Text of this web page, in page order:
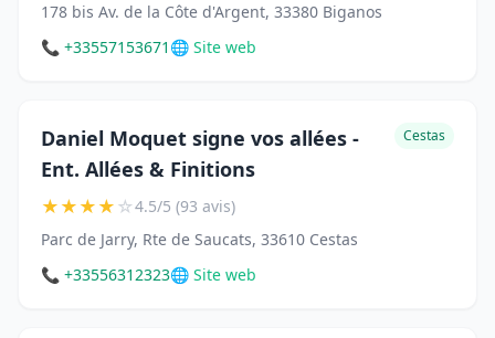
178 bis Av. de la Côte d'Argent, 33380 Biganos
📞 +33557153671 🌐 Site web
Daniel Moquet signe vos allées -
Ent. Allées & Finitions
Cestas
★★★★☆4.5/5 (93 avis)
Parc de Jarry, Rte de Saucats, 33610 Cestas
📞 +33556312323🌐 Site web